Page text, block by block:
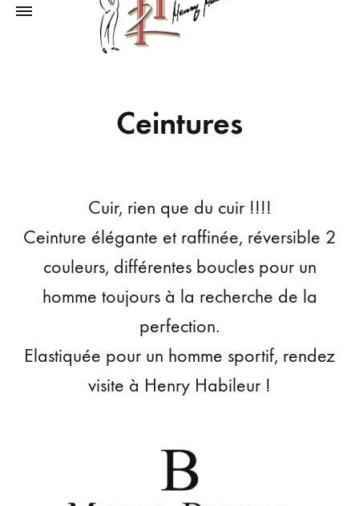
Ceintures
Cuir, rien que du cuir !!!!
Ceinture élégante et raffinée, réversible 2
couleurs, différentes boucles pour un
homme toujours à la recherche de la
perfection.
Elastiquée pour un homme sportif, rendez
visite à Henry Habileur !